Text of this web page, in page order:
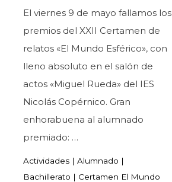
El viernes 9 de mayo fallamos los
premios del XXII Certamen de
relatos «El Mundo Esférico», con
lleno absoluto en el salón de
actos «Miguel Rueda» del IES
Nicolás Copérnico. Gran
enhorabuena al alumnado
premiado: …
Actividades | Alumnado |
Bachillerato | Certamen El Mundo